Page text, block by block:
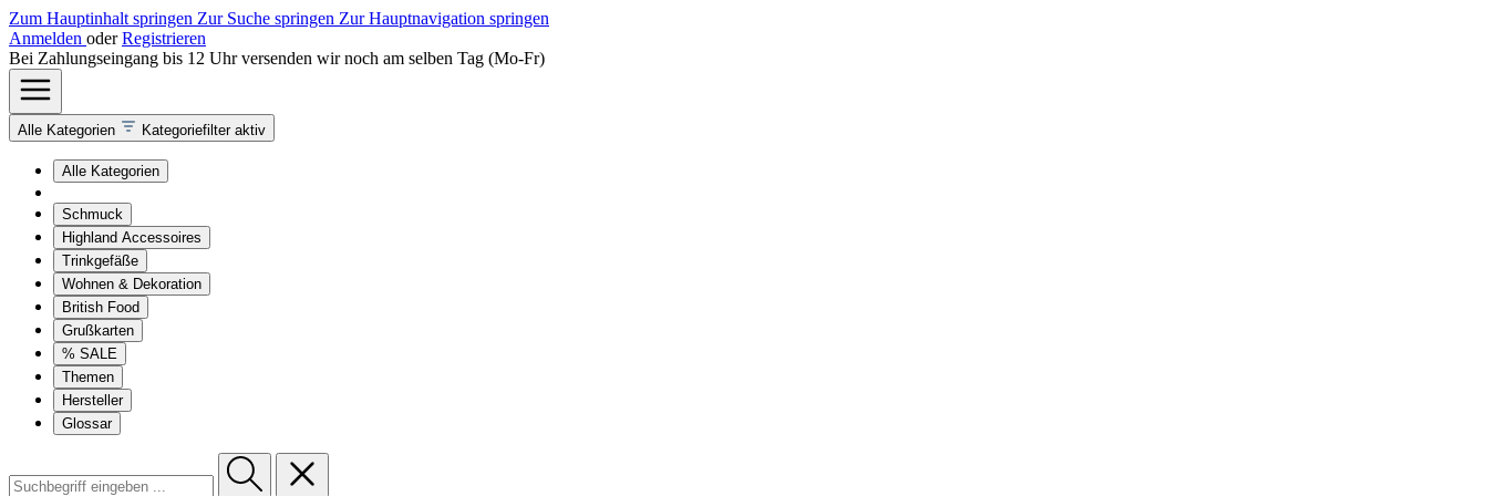
Zum Hauptinhalt springen Zur Suche springen Zur Hauptnavigation springen
Anmelden oder Registrieren
Bei Zahlungseingang bis 12 Uhr versenden wir noch am selben Tag (Mo-Fr)
Alle Kategorien Kategoriefilter aktiv
Alle Kategorien
Schmuck
Highland Accessoires
Trinkgefäße
Wohnen & Dekoration
British Food
Grußkarten
% SALE
Themen
Hersteller
Glossar